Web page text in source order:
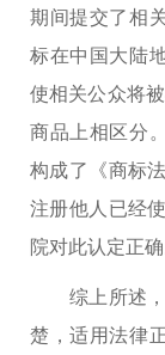
期间提交了相
标在中国大陆
使相关公众将
商品上相区分
构成了《商标
注册他人已经
院对此认定正确
综上所述，
楚，适用法律